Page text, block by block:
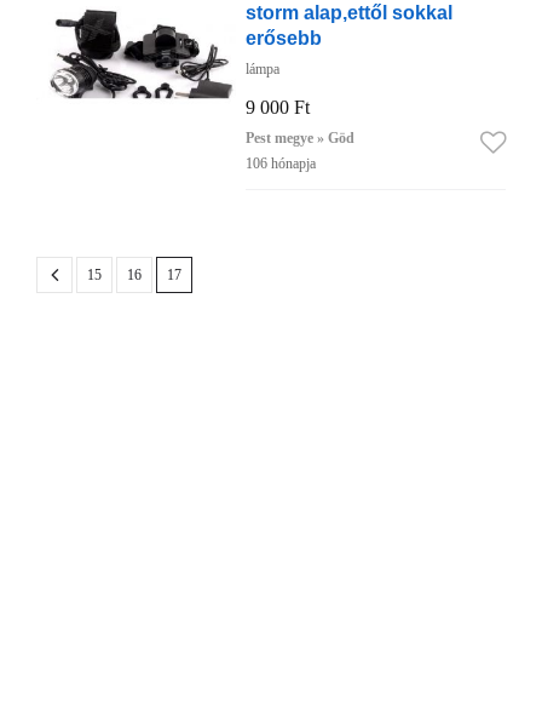
storm alap,ettől sokkal
erősebb
lámpa
9 000 Ft
Pest megye » Göd
106 hónapja
15 16 17